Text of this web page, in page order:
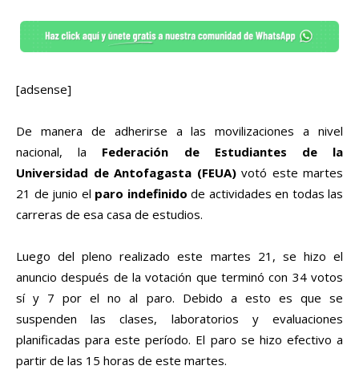
[adsense]
De manera de adherirse a las movilizaciones a nivel
nacional, la Federación de Estudiantes de la
Universidad de Antofagasta (FEUA)votó este martes
21 de junio el paro indefinido de actividades en todas las
carreras de esa casa de estudios.
Luego del pleno realizado este martes 21, se hizo el
anuncio después de la votación que terminó con 34 votos
sí y 7 por el no al paro. Debido a esto es que se
suspenden las clases, laboratorios y evaluaciones
planificadas para este período. El paro se hizo efectivo a
partir de las 15 horas de este martes.